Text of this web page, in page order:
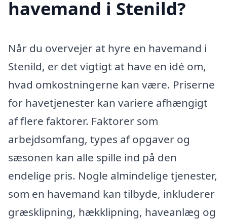
havemand i Stenild?
Når du overvejer at hyre en havemand i
Stenild, er det vigtigt at have en idé om,
hvad omkostningerne kan være. Priserne
for havetjenester kan variere afhængigt
af flere faktorer. Faktorer som
arbejdsomfang, types af opgaver og
sæsonen kan alle spille ind på den
endelige pris. Nogle almindelige tjenester,
som en havemand kan tilbyde, inkluderer
græsklipning, hækklipning, haveanlæg og